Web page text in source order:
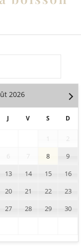
2026
J V S D
2
6 7 8
9
13 14 15
16
20 21 22
23
27 28 29
30